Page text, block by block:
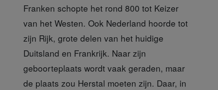
Franken schopte het rond 800 tot Keizer
van het Westen. Ook Nederland hoorde tot
zijn Rijk, grote delen van het huidige
Duitsland en Frankrijk. Naar zijn
geboorteplaats wordt vaak geraden, maar
de plaats zou Herstal moeten zijn. Daar, in